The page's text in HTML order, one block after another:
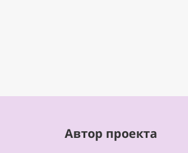
Автор проекта